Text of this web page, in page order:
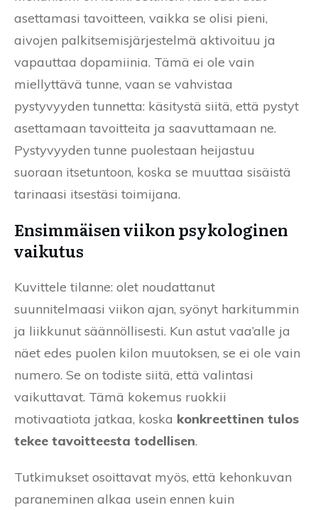
asettamasi tavoitteen, vaikka se olisi pieni,
aivojen palkitsemisjärjestelmä aktivoituu ja
vapauttaa dopamiinia. Tämä ei ole vain
miellyttävä tunne, vaan se vahvistaa
pystyvyyden tunnetta: käsitystä siitä, että pystyt
asettamaan tavoitteita ja saavuttamaan ne.
Pystyvyyden tunne puolestaan heijastuu
suoraan itsetuntoon, koska se muuttaa sisäistä
tarinaasi itsestäsi toimijana.
Ensimmäisen viikon psykologinen
vaikutus
Kuvittele tilanne: olet noudattanut
suunnitelmaasi viikon ajan, syönyt harkitummin
ja liikkunut säännöllisesti. Kun astut vaa’alle ja
näet edes puolen kilon muutoksen, se ei ole vain
numero. Se on todiste siitä, että valintasi
vaikuttavat. Tämä kokemus ruokkii
motivaatiota jatkaa, koska konkreettinen tulos
tekee tavoitteesta todellisen.
Tutkimukset osoittavat myös, että kehonkuvan
paraneminen alkaa usein ennen kuin